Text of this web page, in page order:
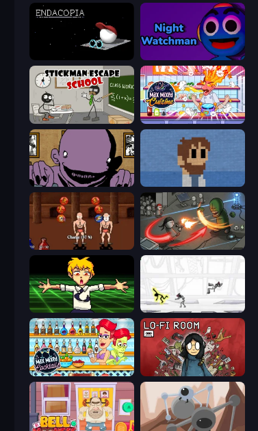
Endacopia
Stickman Escape School Max Mixed Cuisine
The Owner Is Dead
Swords and Sandals 2 Madness Online
Chainsaw Dance Electric Man
Max Mixed Cocktails Lofi Room